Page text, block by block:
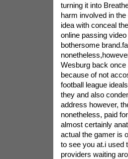
turning it into
harm involved in
idea with conceal
online passing
bothersome
Wesburg back once
because of not
football league
they and also
address however,
nonetheless, paid
almost certainly
actual the gamer is
to see you at.i used
providers waiting